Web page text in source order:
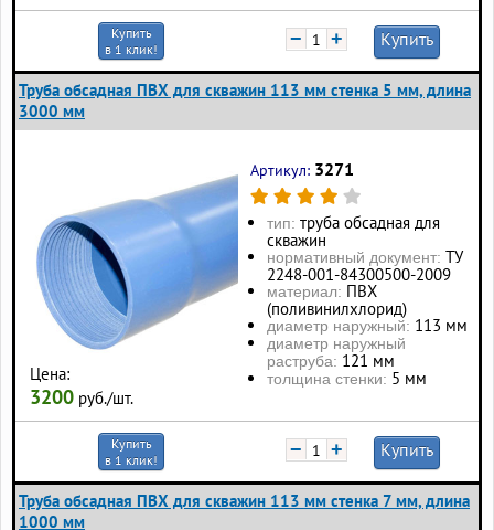
Купить
в 1 клик!
− + Купить
Труба обсадная ПВХ для скважин 113 мм стенка 5 мм, длина
3000 мм
Цена:
3200 руб./шт.
Артикул: 3271
тип: труба обсадная для
скважин
нормативный документ: ТУ
2248-001-84300500-2009
материал: ПВХ
(поливинилхлорид)
диаметр наружный: 113 мм
диаметр наружный
раструба: 121 мм
толщина стенки: 5 мм
Купить
в 1 клик!
− + Купить
Труба обсадная ПВХ для скважин 113 мм стенка 7 мм, длина
1000 мм